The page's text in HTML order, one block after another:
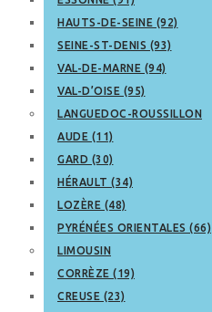
HAUTS-DE-SEINE (92)
SEINE-ST-DENIS (93)
VAL-DE-MARNE (94)
VAL-D’OISE (95)
LANGUEDOC-ROUSSILLON
AUDE (11)
GARD (30)
HÉRAULT (34)
LOZÈRE (48)
PYRÉNÉES ORIENTALES (66)
LIMOUSIN
CORRÈZE (19)
CREUSE (23)